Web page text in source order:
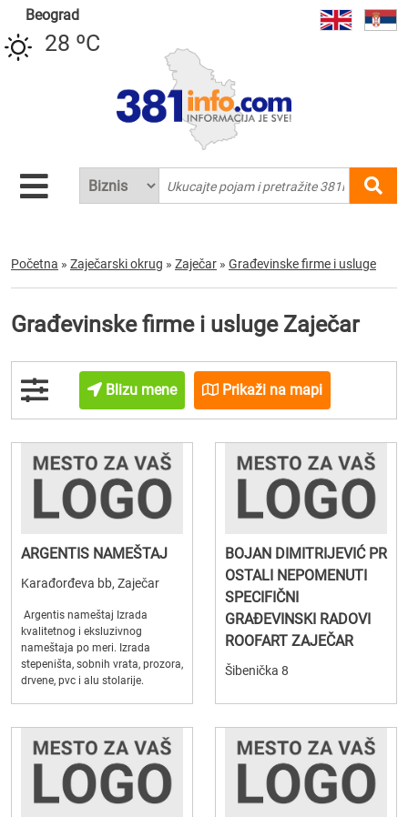
Beograd
28 ºC
Početna » Zaječarski okrug » Zaječar » Građevinske firme i usluge
Građevinske firme i usluge Zaječar
Blizu mene Prikaži na mapi
ARGENTIS NAMEŠTAJ
Karađorđeva bb, Zaječar
Argentis nameštaj Izrada
kvalitetnog i eksluzivnog
nameštaja po meri. Izrada
stepeništa, sobnih vrata, prozora,
drvene, pvc i alu stolarije.
BOJAN DIMITRIJEVIĆ PR
OSTALI NEPOMENUTI
SPECIFIČNI
GRAĐEVINSKI RADOVI
ROOFART ZAJEČAR
Šibenička 8